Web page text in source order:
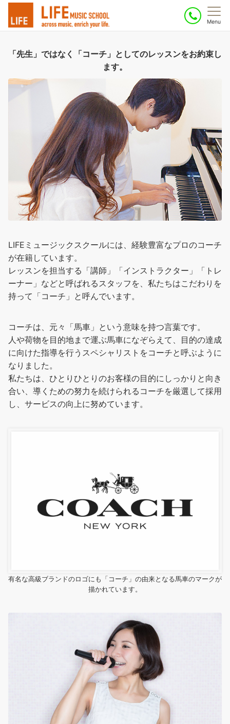
Menu
「先生」ではなく「コーチ」としてのレッスンをお約束し
ます。
LIFEミュージックスクールには、経験豊富なプロのコーチ
が在籍しています。
レッスンを担当する「講師」「インストラクター」「トレ
ーナー」などと呼ばれるスタッフを、私たちはこだわりを
持って「コーチ」と呼んでいます。
コーチは、元々「馬車」という意味を持つ言葉です。
人や荷物を目的地まで運ぶ馬車になぞらえて、目的の達成
に向けた指導を行うスペシャリストをコーチと呼ぶように
なりました。
私たちは、ひとりひとりのお客様の目的にしっかりと向き
合い、導くための努力を続けられるコーチを厳選して採用
し、サービスの向上に努めています。
有名な高級ブランドのロゴにも「コーチ」の由来となる馬車のマークが
描かれています。